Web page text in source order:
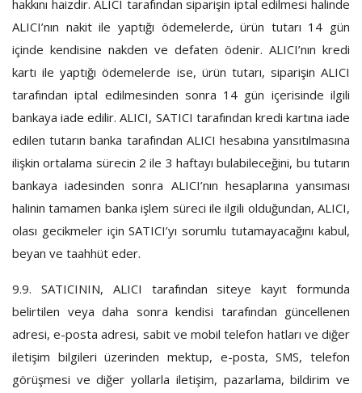
hakkını haizdir. ALICI tarafından siparişin iptal edilmesi halinde
ALICI’nın nakit ile yaptığı ödemelerde, ürün tutarı 14 gün
içinde kendisine nakden ve defaten ödenir. ALICI’nın kredi
kartı ile yaptığı ödemelerde ise, ürün tutarı, siparişin ALICI
tarafından iptal edilmesinden sonra 14 gün içerisinde ilgili
bankaya iade edilir. ALICI, SATICI tarafından kredi kartına iade
edilen tutarın banka tarafından ALICI hesabına yansıtılmasına
ilişkin ortalama sürecin 2 ile 3 haftayı bulabileceğini, bu tutarın
bankaya iadesinden sonra ALICI’nın hesaplarına yansıması
halinin tamamen banka işlem süreci ile ilgili olduğundan, ALICI,
olası gecikmeler için SATICI’yı sorumlu tutamayacağını kabul,
beyan ve taahhüt eder.
9.9. SATICININ, ALICI tarafından siteye kayıt formunda
belirtilen veya daha sonra kendisi tarafından güncellenen
adresi, e-posta adresi, sabit ve mobil telefon hatları ve diğer
iletişim bilgileri üzerinden mektup, e-posta, SMS, telefon
görüşmesi ve diğer yollarla iletişim, pazarlama, bildirim ve